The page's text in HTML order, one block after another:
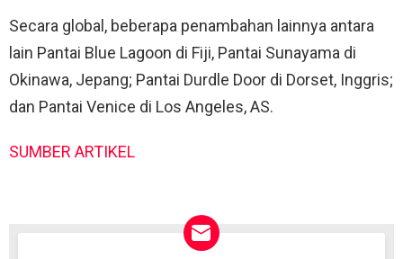
Secara global, beberapa penambahan lainnya antara
lain Pantai Blue Lagoon di Fiji, Pantai Sunayama di
Okinawa, Jepang; Pantai Durdle Door di Dorset, Inggris;
dan Pantai Venice di Los Angeles, AS.
SUMBER ARTIKEL